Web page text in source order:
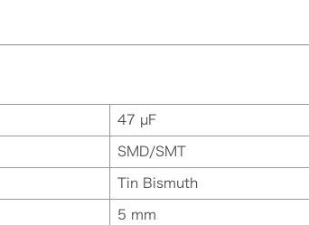
47 µF
SMD/SMT
Tin Bismuth
5 mm